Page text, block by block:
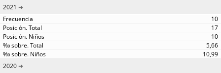
2021
10
17
10
5,66
10,99
2020